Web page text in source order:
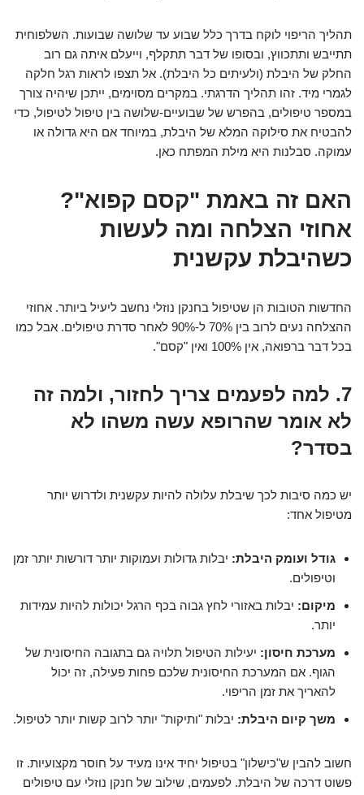
תהליך הריפוי לוקח בדרך כלל שבוע עד שלושה שבועות. השלפוחית
תתייבש ותתכווץ, ובסופו של דבר תתקלף, וייעלם איתה גם רוב
החלק של היבלת (ולעיתים כל היבלת). אל תצפו לראות רגל חלקה
לגמרי מיד. זהו תהליך הדרגתי. במקרים מסוימים, ייתכן שיהיה צורך
במספר טיפולים, בהפרש של שבועיים-שלושה בין טיפול לטיפול, כדי
להבטיח את סילוקה המלא של היבלת, במיוחד אם היא גדולה או
עמוקה. סבלנות היא מילת המפתח כאן.
האם זה באמת "קסם קפוא"?
אחוזי הצלחה ומה לעשות
כשהיבלת עקשנית
החדשות הטובות הן שטיפול בחנקן נוזלי נחשב ליעיל ביותר. אחוזי
ההצלחה נעים לרוב בין 70% ל-90% לאחר סדרת טיפולים. אבל כמו
בכל דבר ברפואה, אין 100% ואין "קסם".
7. למה לפעמים צריך לחזור, ולמה זה
לא אומר שהרופא עשה משהו לא
בסדר?
יש כמה סיבות לכך שיבלת עלולה להיות עקשנית ולדרוש יותר
מטיפול אחד:
גודל ועומק היבלת: יבלות גדולות ועמוקות יותר דורשות יותר זמן
וטיפולים.
מיקום: יבלות באזורי לחץ גבוה בכף הרגל יכולות להיות עמידות
יותר.
מערכת חיסון: יעילות הטיפול תלויה גם בתגובה החיסונית של
הגוף. אם המערכת החיסונית שלכם פחות פעילה, זה יכול
להאריך את זמן הריפוי.
משך קיום היבלת: יבלות "ותיקות" יותר לרוב קשות יותר לטיפול.
חשוב להבין ש"כישלון" בטיפול יחיד אינו מעיד על חוסר מקצועיות. זו
פשוט דרכה של היבלת. לפעמים, שילוב של חנקן נוזלי עם טיפולים